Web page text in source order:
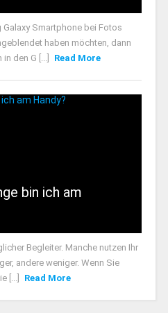
Smartphone bei Fotos
haben möchten, dann
den G [...]
Read More
bin ich am
Begleiter. Manche nutzen Ihr
andere weniger. Wenn Sie
[...]
Read More